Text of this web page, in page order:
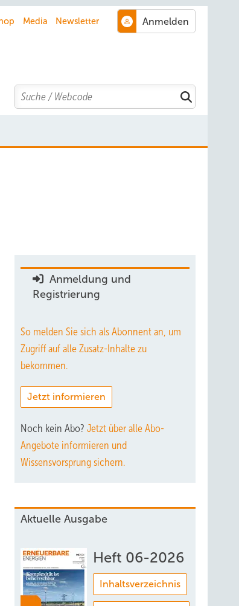
Media Newsletter
Search
Anmeldung und
Registrierung
So melden Sie sich als Abonnent an, um
Zugriff auf alle Zusatz-Inhalte zu
bekommen.
Jetzt informieren
Noch kein Abo? Jetzt über alle Abo-
Angebote informieren und
Wissensvorsprung sichern.
Aktuelle Ausgabe
Heft 06-2026
Inhaltsverzeichnis